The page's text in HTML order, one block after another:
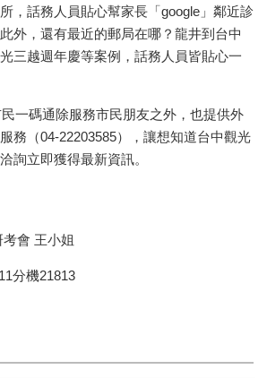
，話務人員貼心幫家長「google」鄰近診
外，還有最近的郵局在哪？龍井到台中
三越週年慶等案例，話務人員皆貼心一
一碼通除服務市民朋友之外，也提供外
務（04-22203585），讓想知道台中觀光
詢立即獲得最新資訊。
會 王小姐
分機21813